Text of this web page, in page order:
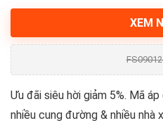
XEM
Ưu đãi siêu hời giảm 5%. Mã
nhiều cung đường & nhiều nhà